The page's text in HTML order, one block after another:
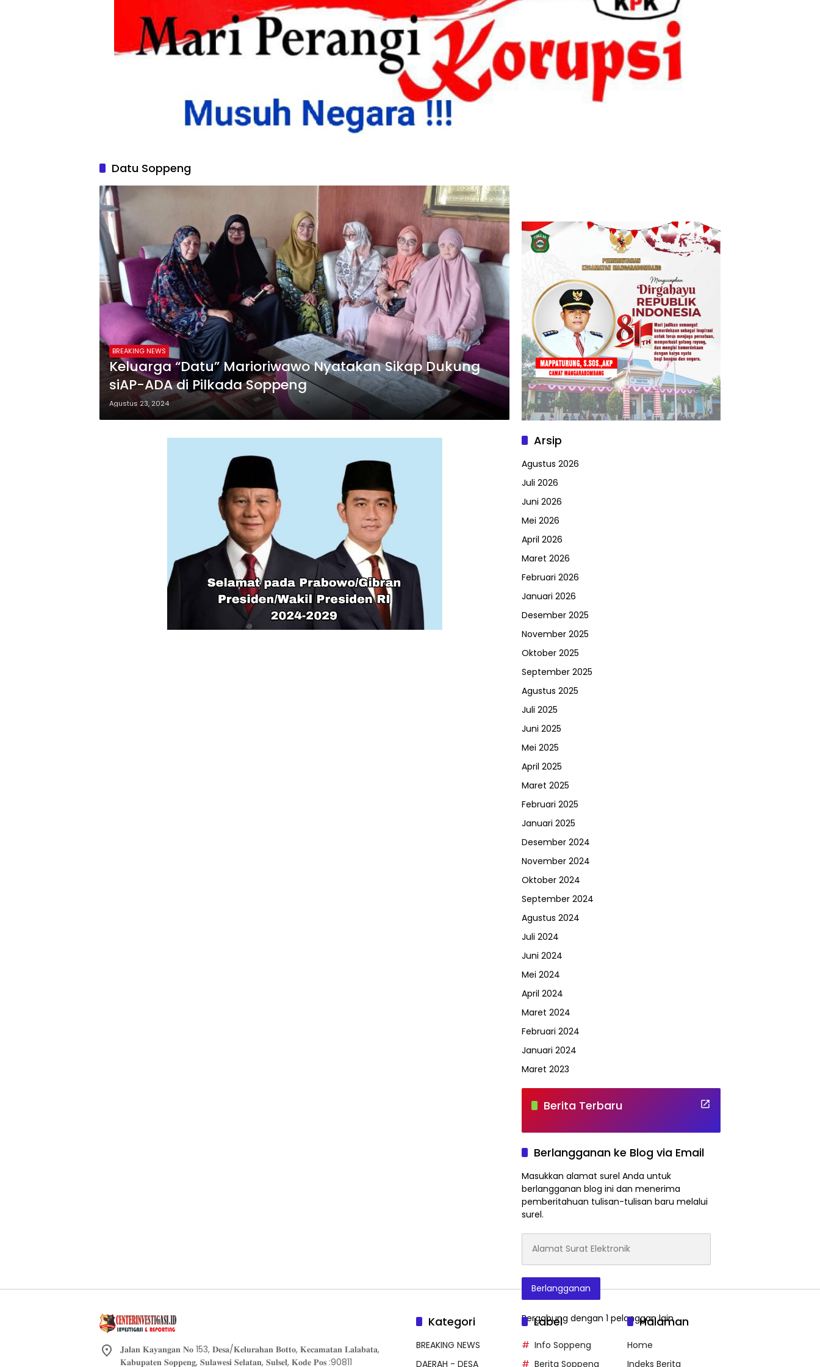
Datu Soppeng
BREAKING NEWS
Keluarga “Datu” Marioriwawo Nyatakan Sikap Dukung
siAP-ADA di Pilkada Soppeng
Agustus 23, 2024
Arsip
Agustus 2026
Juli 2026
Juni 2026
Mei 2026
April 2026
Maret 2026
Februari 2026
Januari 2026
Desember 2025
November 2025
Oktober 2025
September 2025
Agustus 2025
Juli 2025
Juni 2025
Mei 2025
April 2025
Maret 2025
Februari 2025
Januari 2025
Desember 2024
November 2024
Oktober 2024
September 2024
Agustus 2024
Juli 2024
Juni 2024
Mei 2024
April 2024
Maret 2024
Februari 2024
Januari 2024
Maret 2023
Berita Terbaru
Berlangganan ke Blog via Email
Masukkan alamat surel Anda untuk
berlangganan blog ini dan menerima
pemberitahuan tulisan-tulisan baru melalui
surel.
Surat
Elektronik
Berlangganan
Bergabung dengan 1 pelanggan lain
𝐉𝐚𝐥𝐚𝐧 𝐊𝐚𝐲𝐚𝐧𝐠𝐚𝐧 𝐍𝐨 153, 𝐃𝐞𝐬𝐚/𝐊𝐞𝐥𝐮𝐫𝐚𝐡𝐚𝐧 𝐁𝐨𝐭𝐭𝐨, 𝐊𝐞𝐜𝐚𝐦𝐚𝐭𝐚𝐧 𝐋𝐚𝐥𝐚𝐛𝐚𝐭𝐚,
𝐊𝐚𝐛𝐮𝐩𝐚𝐭𝐞𝐧 𝐒𝐨𝐩𝐩𝐞𝐧𝐠, 𝐒𝐮𝐥𝐚𝐰𝐞𝐬𝐢 𝐒𝐞𝐥𝐚𝐭𝐚𝐧, 𝐒𝐮𝐥𝐬𝐞𝐥, 𝐊𝐨𝐝𝐞 𝐏𝐨𝐬 :90811
Kategori
BREAKING NEWS
DAERAH - DESA
Label
Info Soppeng
Berita Soppeng
Halaman
Home
Indeks Berita